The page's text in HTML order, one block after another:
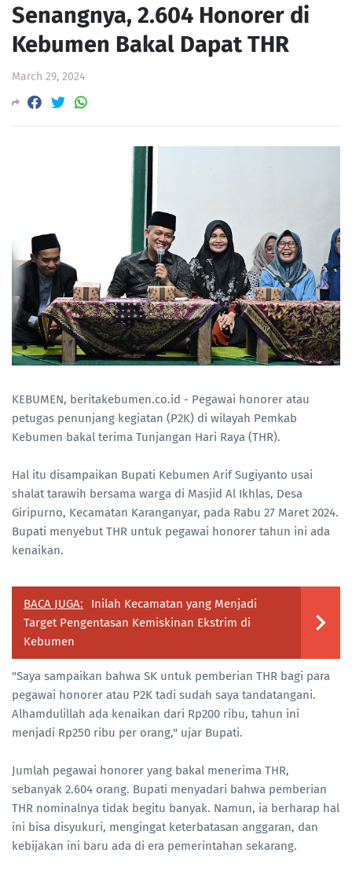
Senangnya, 2.604 Honorer di
Kebumen Bakal Dapat THR
March 29, 2024
KEBUMEN, beritakebumen.co.id - Pegawai honorer atau
petugas penunjang kegiatan (P2K) di wilayah Pemkab
Kebumen bakal terima Tunjangan Hari Raya (THR).
Hal itu disampaikan Bupati Kebumen Arif Sugiyanto usai
shalat tarawih bersama warga di Masjid Al Ikhlas, Desa
Giripurno, Kecamatan Karanganyar, pada Rabu 27 Maret 2024.
Bupati menyebut THR untuk pegawai honorer tahun ini ada
kenaikan.
BACA JUGA:
Inilah Kecamatan yang Menjadi
Target Pengentasan Kemiskinan Ekstrim di
Kebumen
"Saya sampaikan bahwa SK untuk pemberian THR bagi para
pegawai honorer atau P2K tadi sudah saya tandatangani.
Alhamdulillah ada kenaikan dari Rp200 ribu, tahun ini
menjadi Rp250 ribu per orang," ujar Bupati.
Jumlah pegawai honorer yang bakal menerima THR,
sebanyak 2.604 orang. Bupati menyadari bahwa pemberian
THR nominalnya tidak begitu banyak. Namun, ia berharap hal
ini bisa disyukuri, mengingat keterbatasan anggaran, dan
kebijakan ini baru ada di era pemerintahan sekarang.